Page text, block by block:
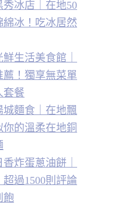
秀冰店｜在地50
冰！吃冰居然
鮮生活美食館｜
！獨享無菜單
套餐
城麵食｜在地飄
的溫柔在地銅
香炸蛋蔥油餅｜
過1500則評論
飽